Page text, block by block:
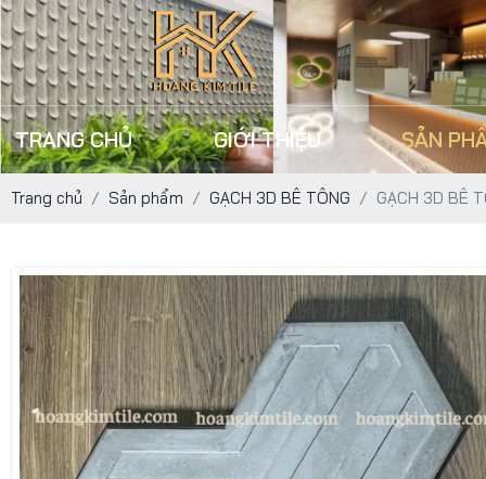
TRANG CHỦ GIỚI THIỆU SẢN
Trang chủ Sản phẩm GẠCH 3D BÊ TÔNG GẠCH 3D BÊ